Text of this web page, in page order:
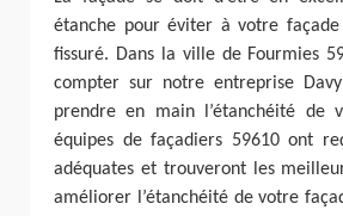
étanche pour éviter à votre
fissuré. Dans la ville de Fourmies
compter sur notre entreprise
prendre en main l’étanchéité de
équipes de façadiers 59610 ont
adéquates et trouveront les
améliorer l’étanchéité de votre